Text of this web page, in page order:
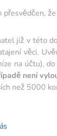
přesvědčen,
již v této
věci.
na účtu),
není
než 5000